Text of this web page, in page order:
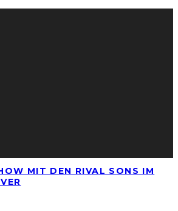
MIT DEN RIVAL SONS IM